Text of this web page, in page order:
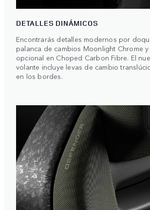
DETALLES DINÁMICOS
Encontrarás detalles modernos por
palanca de cambios Moonlight Chrome
opcional en Choped Carbon Fibre. El
volante incluye levas de cambio
en los bordes.